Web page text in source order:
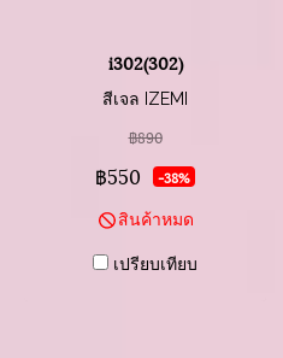
i302(302)
สีเจล IZEMI
฿890
฿550 -38%
สินค้าหมด
เปรียบเทียบ